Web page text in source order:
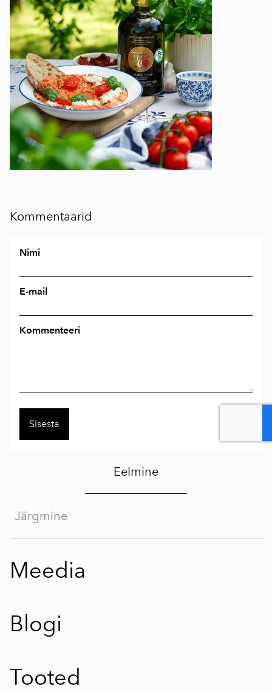
Kommentaarid
Nimi
E-mail
Kommenteeri
Eelmine
Järgmine
Meedia
Blogi
Tooted